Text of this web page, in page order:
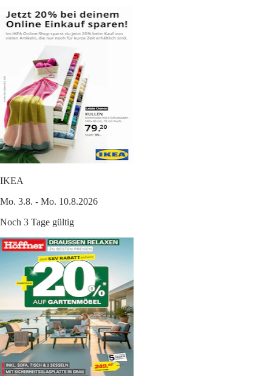
IKEA
Mo. 3.8. - Mo. 10.8.2026
Noch 3 Tage gültig